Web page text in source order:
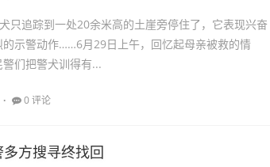
只追踪到一处20余米高的土崖旁停住了，它表现兴奋
示警动作……6月29日上午，回忆起母亲被救的情
们把警犬训得有...
0 评论
方搜寻终找回